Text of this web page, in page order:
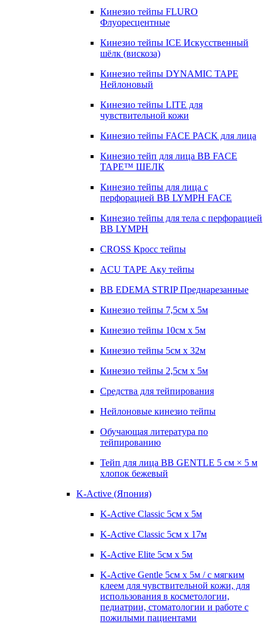
Кинезио тейпы FLURO
Флуоресцентные
Кинезио тейпы ICE Искусственный
шёлк (вискоза)
Кинезио тейпы DYNAMIC TAPE
Нейлоновый
Кинезио тейпы LITE для
чувствительной кожи
Кинезио тейпы FACE PACK для лица
Кинезио тейп для лица BB FACE
TAPE™ ШЕЛК
Кинезио тейпы для лица с
перфорацией BB LYMPH FACE
Кинезио тейпы для тела с перфорацией
BB LYMPH
CROSS Кросс тейпы
ACU TAPE Аку тейпы
BB EDEMA STRIP Преднарезанные
Кинезио тейпы 7,5см x 5м
Кинезио тейпы 10см х 5м
Кинезио тейпы 5см x 32м
Кинезио тейпы 2,5см x 5м
Средства для тейпирования
Нейлоновые кинезио тейпы
Обучающая литература по
тейпированию
Тейп для лица BB GENTLE 5 см × 5 м
хлопок бежевый
K-Active (Япония)
K-Active Classic 5см х 5м
K-Active Classic 5см х 17м
K-Active Elite 5см х 5м
K-Active Gentle 5см х 5м / с мягким
клеем для чувствительной кожи, для
использования в косметологии,
педиатрии, стоматологии и работе с
пожилыми пациентами